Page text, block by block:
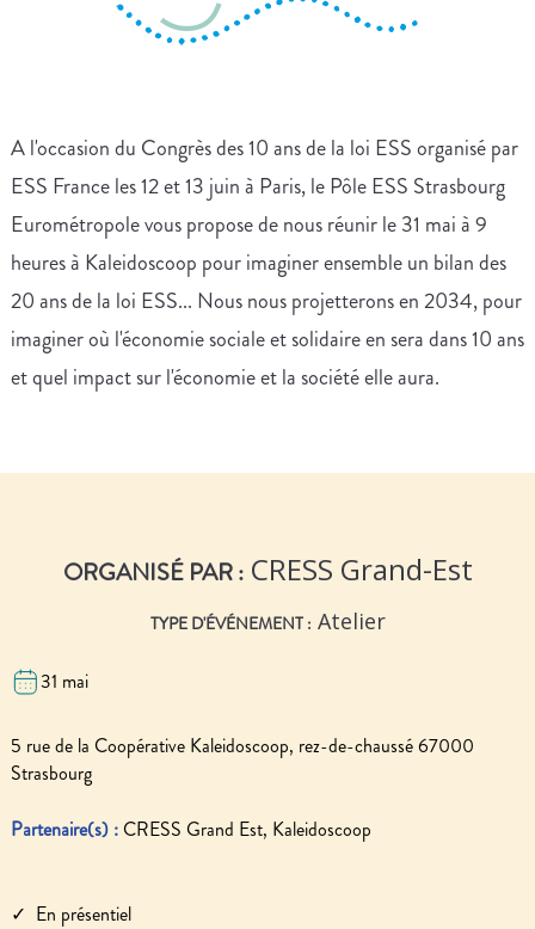
A l'occasion du Congrès des 10 ans de la loi ESS organisé par
ESS France les 12 et 13 juin à Paris, le Pôle ESS Strasbourg
Eurométropole vous propose de nous réunir le 31 mai à 9
heures à Kaleidoscoop pour imaginer ensemble un bilan des
20 ans de la loi ESS... Nous nous projetterons en 2034, pour
imaginer où l'économie sociale et solidaire en sera dans 10 ans
et quel impact sur l'économie et la société elle aura.
ORGANISÉ PAR :CRESS Grand-Est
TYPE D'ÉVÉNEMENT : Atelier
31 mai
5 rue de la Coopérative Kaleidoscoop, rez-de-chaussé 67000
Strasbourg
Partenaire(s) :CRESS Grand Est, Kaleidoscoop
✓ ️ En présentiel